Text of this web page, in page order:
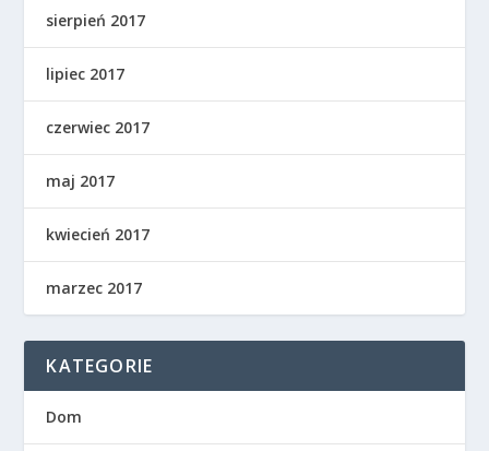
sierpień 2017
lipiec 2017
czerwiec 2017
maj 2017
kwiecień 2017
marzec 2017
KATEGORIE
Dom